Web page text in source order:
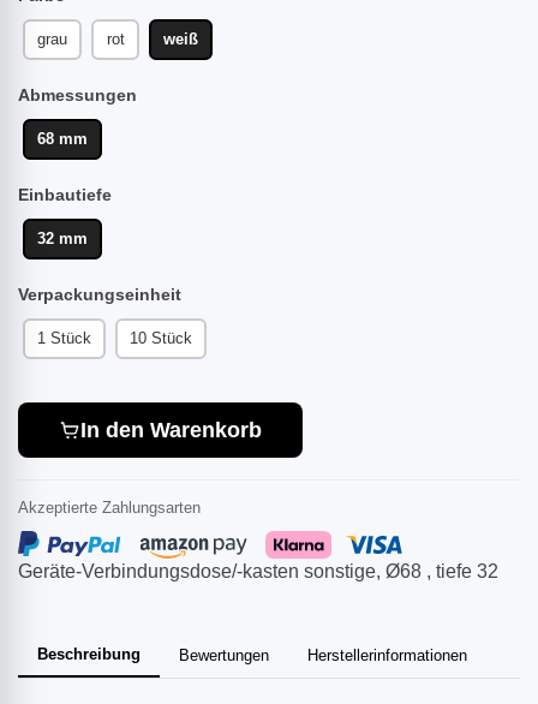
Geräte-Verbindungsdose/-kasten sonstige, Ø68 , tiefe 32
Beschreibung Bewertungen Herstellerinformationen
grau rot weiß
Abmessungen
68 mm
Einbautiefe
32 mm
Verpackungseinheit
1 Stück 10 Stück
In den Warenkorb
Akzeptierte Zahlungsarten